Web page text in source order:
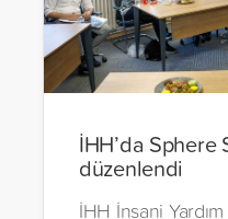
İHH’da Sphere
düzenlendi
İHH İnsani